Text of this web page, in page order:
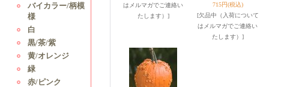
バイカラー/柄模
様
白
黒/茶/紫
黄/オレンジ
緑
赤/ピンク
はメルマガでご連絡い
たします）]
715円(税込)
[欠品中（入荷について
はメルマガでご連絡い
たします）]